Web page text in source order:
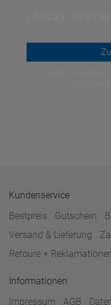
Kundenservice
Bestpreis
Gutschein
Versand & Lieferung
Retoure +
Informationen
Impressum
AGB